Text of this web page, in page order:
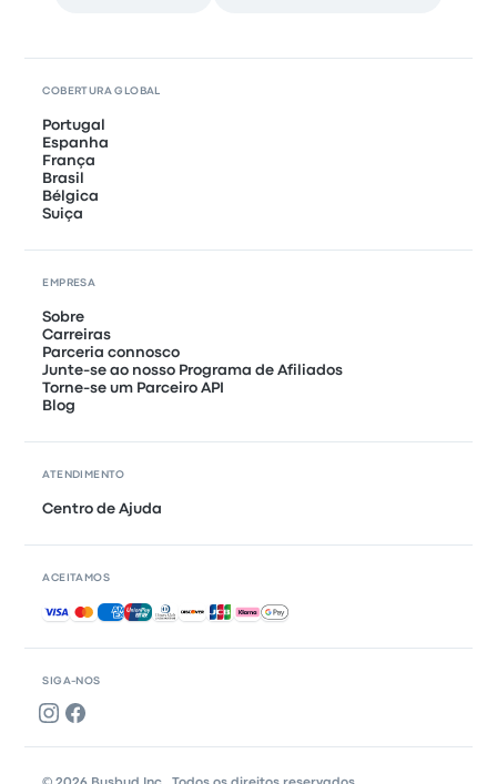
SIGA-NOS
COBERTURA GLOBAL
Portugal
Espanha
França
Brasil
Bélgica
Suiça
EMPRESA
Sobre
Carreiras
Parceria connosco
Junte-se ao nosso Programa de Afiliados
Torne-se um Parceiro API
Blog
ATENDIMENTO
Centro de Ajuda
ACEITAMOS
Pagamentos aceites